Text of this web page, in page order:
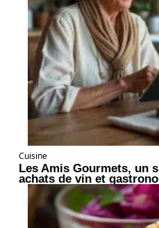
Cuisine
Les Amis Gourmets, un
achats de vin et